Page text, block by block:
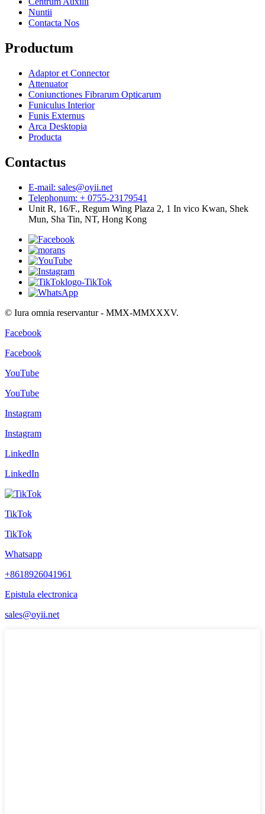
Nuntii
Contacta Nos
Productum
Adaptor et Connector
Attenuator
Coniunctiones Fibrarum Opticarum
Funiculus Interior
Funis Externus
Arca Desktopia
Producta
Contactus
E-mail: sales@oyii.net
Telephonum: + 0755-23179541
Unit R, 16/F., Regum Wing Plaza 2, 1 In vico Kwan, Shek
Mun, Sha Tin, NT, Hong Kong
© Iura omnia reservantur - MMX-MMXXXV.
Facebook
Facebook
YouTube
YouTube
Instagram
Instagram
LinkedIn
LinkedIn
TikTok
TikTok
Whatsapp
+8618926041961
Epistula electronica
sales@oyii.net